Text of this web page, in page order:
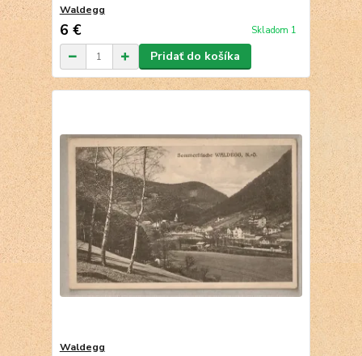
Waldegg
6 € Skladom 1
Pridať do košíka
Waldegg